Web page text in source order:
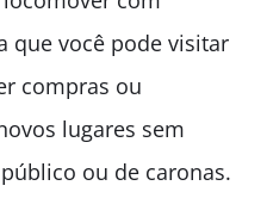
que você pode visitar
compras ou
lugares sem
ou de caronas.